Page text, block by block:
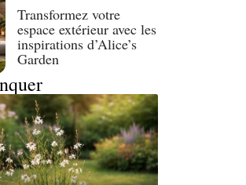
Transformez votre
espace extérieur avec les
inspirations d’Alice’s
Garden